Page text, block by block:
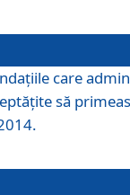
care
să